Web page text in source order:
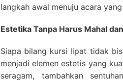
langkah awal menuju acara
Estetika Tanpa Harus Mahal
Siapa bilang kursi lipat tidak
menjadi elemen estetis yang
seragam, tambahkan